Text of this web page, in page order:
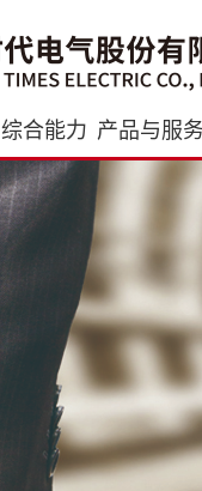
综合能力 产品与服务